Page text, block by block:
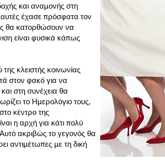
και αναμονής στη
έχασε πρόσφατα τον
θα κατορθώσουν να
είναι φυσικά κάπως
κλειστής κοινωνίας
στον φακό για να
στη συνέχεια θα
το Ημερολόγιο τους,
κέντρο της
η αρχή για κάτι πολύ
ακριβώς το γεγονός θα
αντιμέτωπες με τη δική